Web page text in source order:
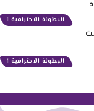
البطولة الاحترافية 1
البطولة الاحترافية 1